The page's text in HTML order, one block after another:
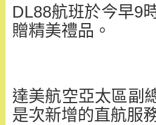
DL88航班於今早9
贈精美禮品。
達美航空亞太區副
是次新增的直航服